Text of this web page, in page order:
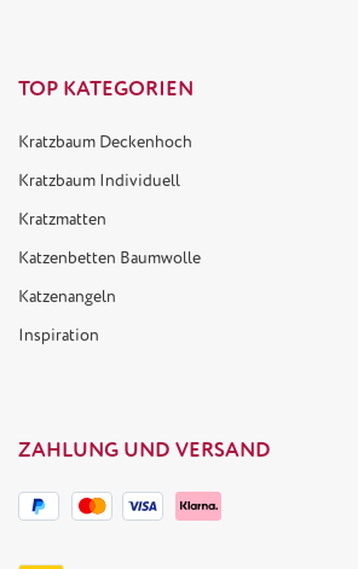
TOP KATEGORIEN
Kratzbaum Deckenhoch
Kratzbaum Individuell
Kratzmatten
Katzenbetten Baumwolle
Katzenangeln
Inspiration
ZAHLUNG UND VERSAND